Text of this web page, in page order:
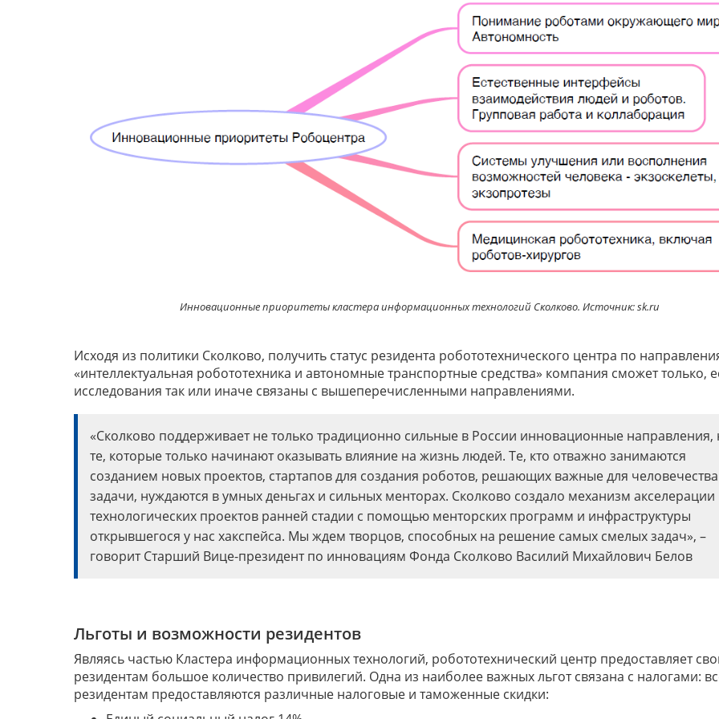
Инновационные приоритеты кластера информационных технологий Сколково. Источник: sk.ru
Исходя из политики Сколково, получить статус резидента робототехнического центра по
«интеллектуальная робототехника и автономные транспортные средства» компания сможет только,
исследования так или иначе связаны с вышеперечисленными направлениями.
«Сколково поддерживает не только традиционно сильные в России инновационные направления,
те, которые только начинают оказывать влияние на жизнь людей. Те, кто отважно занимаются
созданием новых проектов, стартапов для создания роботов, решающих важные для человечества
задачи, нуждаются в умных деньгах и сильных менторах. Сколково создало механизм акселерации
технологических проектов ранней стадии с помощью менторских программ и инфраструктуры
открывшегося у нас хакспейса. Мы ждем творцов, способных на решение самых смелых задач», –
говорит Старший Вице-президент по инновациям Фонда Сколково Василий Михайлович Белов
Льготы и возможности резидентов
Являясь частью Кластера информационных технологий, робототехнический центр предоставляет
резидентам большое количество привилегий. Одна из наиболее важных льгот связана с налогами:
резидентам предоставляются различные налоговые и таможенные скидки: